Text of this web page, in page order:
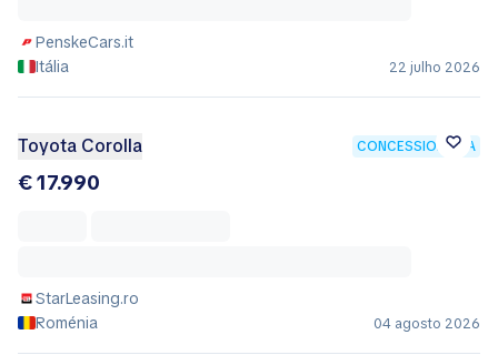
PenskeCars.it
Itália
22 julho 2026
Toyota Corolla CONCESSIONÁRIA
€ 17.990
StarLeasing.ro
Roménia
04 agosto 2026